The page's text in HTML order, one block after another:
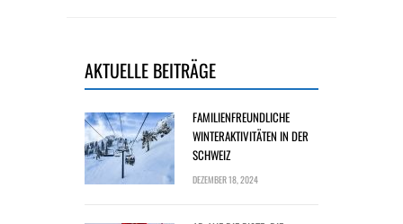
AKTUELLE BEITRÄGE
FAMILIENFREUNDLICHE
WINTERAKTIVITÄTEN IN DER
SCHWEIZ
DEZEMBER 18, 2024